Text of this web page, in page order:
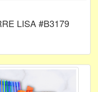
LISA #B3179